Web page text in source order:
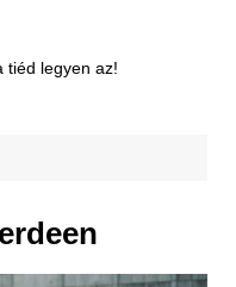
tiéd legyen az!